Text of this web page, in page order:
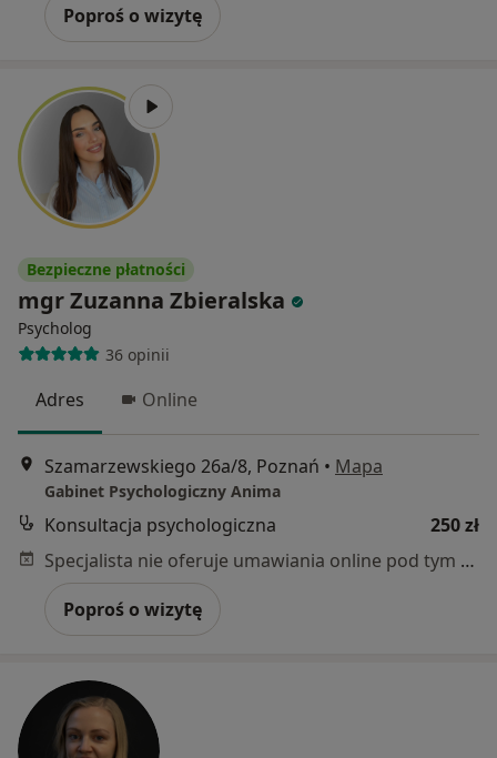
Poproś o wizytę
Bezpieczne płatności
mgr Zuzanna Zbieralska
Psycholog
36 opinii
Adres Online
Szamarzewskiego 26a/8, Poznań • Mapa
Gabinet Psychologiczny Anima
Konsultacja psychologiczna
250 zł
Specjalista nie oferuje umawiania online pod tym adresem.
Poproś o wizytę